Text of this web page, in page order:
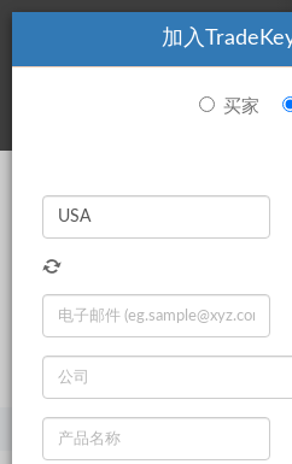
看起來你不是TradeKey.com的會
百萬的進口商和出口商建立
登录
加入
买家
产品